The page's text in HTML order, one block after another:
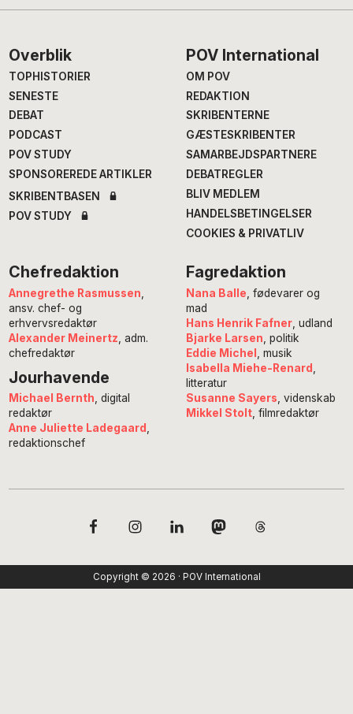
Footer
Overblik
TOPHISTORIER
SENESTE
DEBAT
PODCAST
POV STUDY
SPONSOREREDE ARTIKLER
SKRIBENTBASEN
POV STUDY
POV International
OM POV
REDAKTION
SKRIBENTERNE
GÆSTESKRIBENTER
SAMARBEJDSPARTNERE
DEBATREGLER
BLIV MEDLEM
HANDELSBETINGELSER
COOKIES & PRIVATLIV
Chefredaktion
Annegrethe Rasmussen
ansv. chef- og
erhvervsredaktør
Alexander Meinertz , adm.
chefredaktør
Jourhavende
Michael Bernth, digital
redaktør
Anne Juliette Ladegaard ,
redaktionschef
Fagredaktion
Nana Balle , fødevarer og
mad
Hans Henrik Fafner, udland
Bjarke Larsen , politik
Eddie Michel
, musik
Isabella Miehe-Renard
litteratur
Susanne Sayers , videnskab
Mikkel Stolt, filmredaktør
Copyright © 2026 · POV International